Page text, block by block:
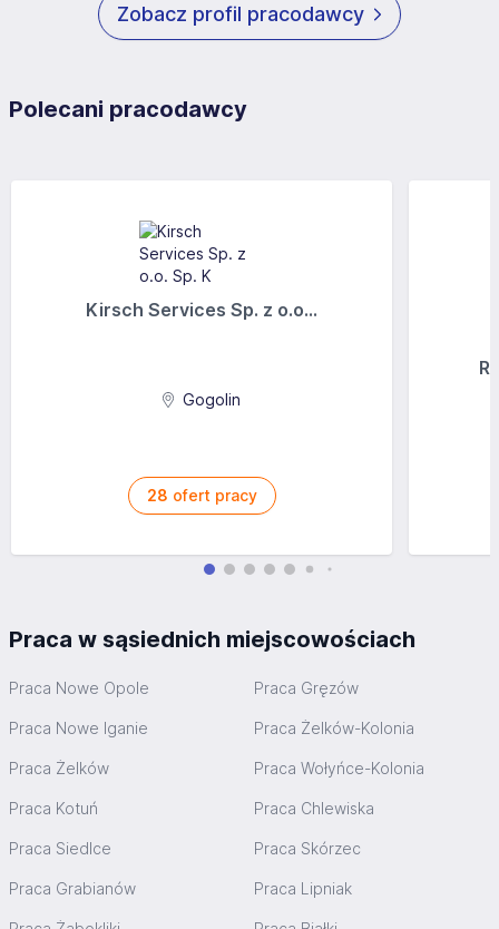
Zobacz profil pracodawcy
Polecani pracodawcy
Kirsch Services Sp. z o.o...
Gogolin
28 ofert pracy
Praca w sąsiednich miejscowościach
Praca Nowe Opole Praca Gręzów
Praca Nowe Iganie Praca Żelków-Kolonia
Praca Żelków Praca Wołyńce-Kolonia
Praca Kotuń Praca Chlewiska
Praca Siedlce Praca Skórzec
Praca Grabianów Praca Lipniak